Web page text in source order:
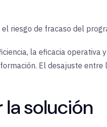
riesgo de fracaso del
la eficacia operativa
El desajuste entre
lasolución